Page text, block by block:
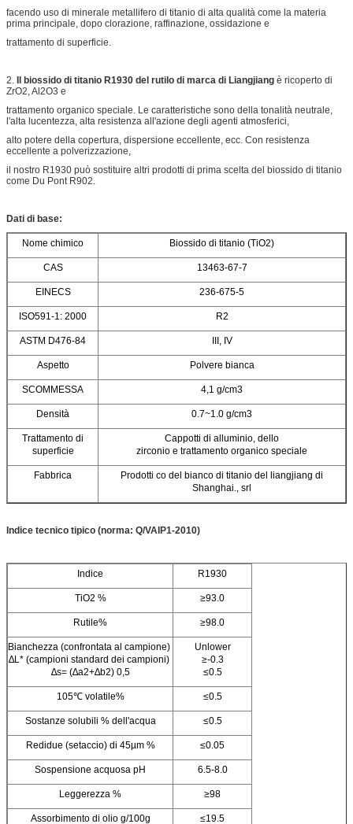
facendo uso di minerale metallifero di titanio di alta qualità come la materia
prima principale, dopo clorazione, raffinazione, ossidazione e
trattamento di superficie.
2. Il biossido di titanio R1930 del rutilo di marca di Liangjiang è ricoperto di
ZrO2, Al2O3 e
trattamento organico speciale. Le caratteristiche sono della tonalità neutrale,
l'alta lucentezza, alta resistenza all'azione degli agenti atmosferici,
alto potere della copertura, dispersione eccellente, ecc. Con resistenza
eccellente a polverizzazione,
il nostro R1930 può sostituire altri prodotti di prima scelta del biossido di titanio
come Du Pont R902.
Dati di base:
Nome chimico Biossido di titanio (TiO2)
CAS 13463-67-7
EINECS 236-675-5
ISO591-1: 2000 R2
ASTM D476-84 III, IV
Aspetto Polvere bianca
SCOMMESSA 4,1 g/cm3
Densità 0.7~1.0 g/cm3
Trattamento di
superficie
Cappotti di alluminio, dello
zirconio e trattamento organico speciale
Fabbrica
Prodotti co del bianco di titanio del liangjiang di
Shanghai., srl
Indice tecnico tipico (norma: Q/VAIP1-2010)
Indice R1930
TiO2 % ≥93.0
Rutile% ≥98.0
Bianchezza (confrontata al campione)
∆L* (campioni standard dei campioni)
∆s= (∆a2+∆b2) 0,5
Unlower
≥-0.3
≤0.5
105℃ volatile% ≤0.5
Sostanze solubili % dell'acqua ≤0.5
Redidue (setaccio) di 45µm % ≤0.05
Sospensione acquosa pH 6.5-8.0
Leggerezza % ≥98
Assorbimento di olio g/100g ≤19.5